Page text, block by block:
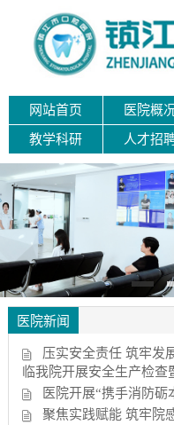
网站首页 医院概
教学科研 人才招
医院新闻
压实安全责任 筑牢
临我院开展安全生产检查
医院开展“携手消防
聚焦实践赋能 筑牢